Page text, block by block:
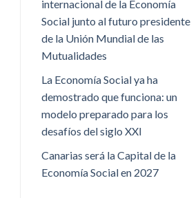
internacional de la Economía
Social junto al futuro presidente
de la Unión Mundial de las
Mutualidades
La Economía Social ya ha
demostrado que funciona: un
modelo preparado para los
desafíos del siglo XXI
Canarias será la Capital de la
Economía Social en 2027